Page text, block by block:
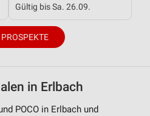
Gültig bis Sa. 26.09.
in Erlbach
POCO in Erlbach und